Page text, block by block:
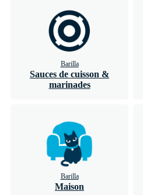
Barilla
Sauces de cuisson &
marinades
Barilla
Maison